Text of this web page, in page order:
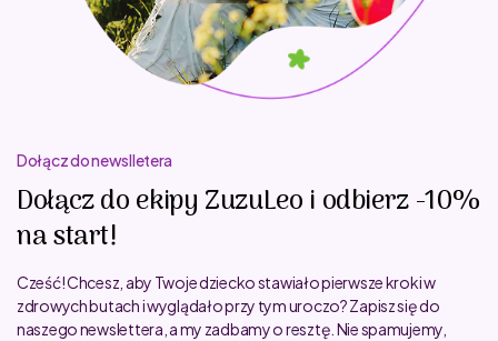
Dołącz do newslletera
Dołącz do ekipy ZuzuLeo i odbierz -10%
na start!
Cześć! Chcesz, aby Twoje dziecko stawiało pierwsze kroki w
zdrowych butach i wyglądało przy tym uroczo? Zapisz się do
naszego newslettera, a my zadbamy o resztę. Nie spamujemy,